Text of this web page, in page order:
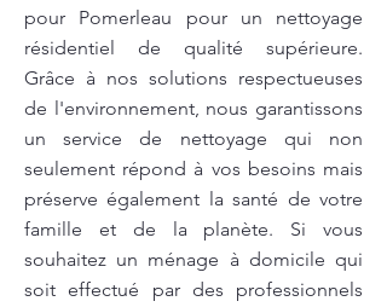
pour Pomerleau pour un nettoyage
résidentiel de qualité supérieure.
Grâce à nos solutions respectueuses
de l'environnement, nous garantissons
un service de nettoyage qui non
seulement répond à vos besoins mais
préserve également la santé de votre
famille et de la planète. Si vous
souhaitez un ménage à domicile qui
soit effectué par des professionnels